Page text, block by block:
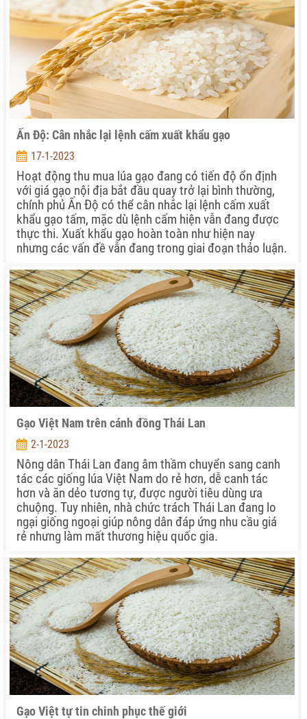
Ấn Độ: Cân nhắc lại lệnh cấm xuất khẩu gạo
17-1-2023
Hoạt động thu mua lúa gạo đang có tiến độ ổn định
với giá gạo nội địa bắt đầu quay trở lại bình thường,
chính phủ Ấn Độ có thể cân nhắc lại lệnh cấm xuất
khẩu gạo tấm, mặc dù lệnh cấm hiện vẫn đang được
thực thi. Xuất khẩu gạo hoàn toàn như hiện nay
nhưng các vấn đề vẫn đang trong giai đoạn thảo luận.
Gạo Việt Nam trên cánh đồng Thái Lan
2-1-2023
Nông dân Thái Lan đang âm thầm chuyển sang canh
tác các giống lúa Việt Nam do rẻ hơn, dễ canh tác
hơn và ăn dẻo tương tự, được người tiêu dùng ưa
chuộng. Tuy nhiên, nhà chức trách Thái Lan đang lo
ngại giống ngoại giúp nông dân đáp ứng nhu cầu giá
rẻ nhưng làm mất thương hiệu quốc gia.
Gạo Việt tự tin chinh phục thế giới